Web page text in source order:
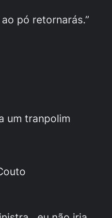
pó retornarás.”
um tranpolim